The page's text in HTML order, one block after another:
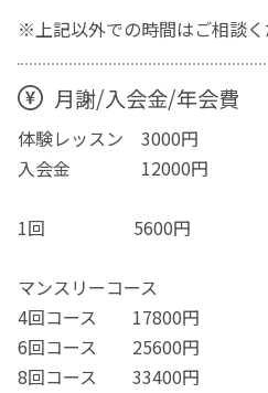
※上記以外での時間はご相談く
月謝/入会金/年会費
体験レッスン 3000円
入会金 12000円
1回 5600円
マンスリーコース
4回コース 17800円
6回コース 25600円
8回コース 33400円